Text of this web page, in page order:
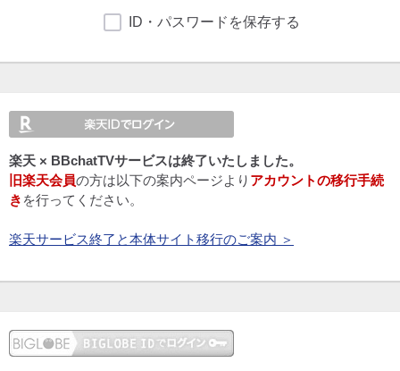
ID・パスワードを保存する
楽天 × BBchatTVサービスは終了いたしました。
旧楽天会員の方は以下の案内ページより アカウントの移行手続
き を行ってください。
楽天サービス終了と本体サイト移行のご案内 ＞